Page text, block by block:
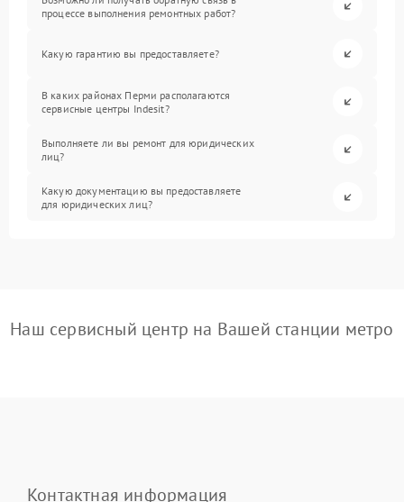
процессе выполнения ремонтных работ?
Какую гарантию вы предоставляете?
В каких районах Перми располагаются
сервисные центры Indesit?
Выполняете ли вы ремонт для юридических
лиц?
Какую документацию вы предоставляете
для юридических лиц?
Наш сервисный центр на Вашей станции метро
Контактная информация